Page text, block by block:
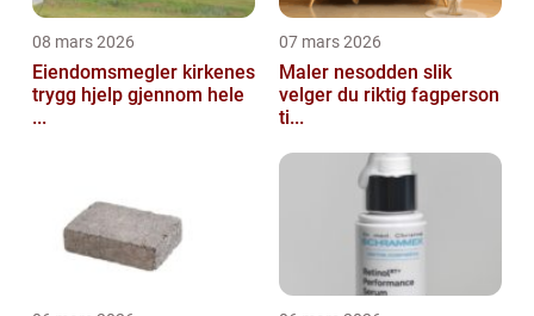
08 mars 2026
Eiendomsmegler kirkenes
trygg hjelp gjennom hele
...
07 mars 2026
Maler nesodden slik
velger du riktig fagperson
ti...